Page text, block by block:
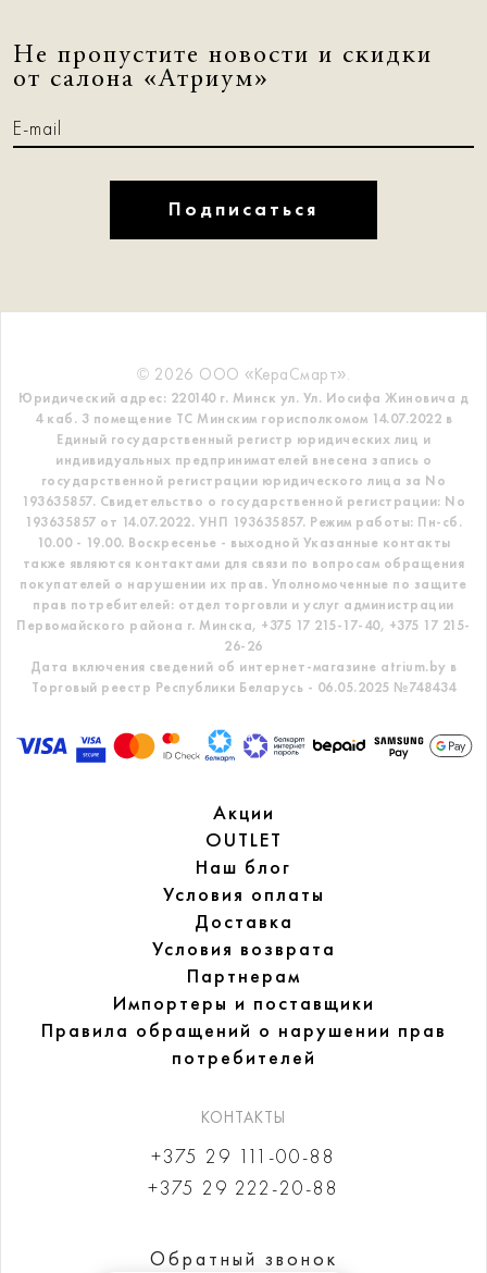
Не пропустите новости и скидки
от салона «Атриум»
Подписаться
© 2026 ООО «КераСмарт».
Юридический адрес: 220140 г. Минск ул. Ул. Иосифа Жиновича д
4 каб. 3 помещение ТС Минским горисполкомом 14.07.2022 в
Единый государственный регистр юридических лиц и
индивидуальных предпринимателей внесена запись о
государственной регистрации юридического лица за No
193635857. Свидетельство о государственной регистрации: No
193635857 от 14.07.2022. УНП 193635857. Режим работы: Пн-сб.
10.00 - 19.00. Воскресенье - выходной Указанные контакты
также являются контактами для связи по вопросам обращения
покупателей о нарушении их прав. Уполномоченные по защите
прав потребителей: отдел торговли и услуг администрации
Первомайского района г. Минска, +375 17 215-17-40, +375 17 215-
26-26
Дата включения сведений об интернет-магазине atrium.by в
Торговый реестр Республики Беларусь - 06.05.2025 №748434
Акции
OUTLET
Наш блог
Условия оплаты
Доставка
Условия возврата
Партнерам
Импортеры и поставщики
Правила обращений о нарушении прав
потребителей
КОНТАКТЫ
+375 29 111-00-88
+375 29 222-20-88
Обратный звонок